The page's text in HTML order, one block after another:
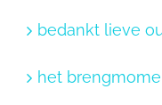
bedankt lieve
het